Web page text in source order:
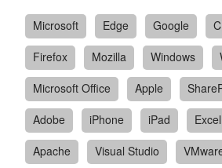
Microsoft Edge Google
Firefox
Mozilla Windows
Microsoft Office
Apple
Adobe
iPhone iPad Excel
Apache
Visual Studio